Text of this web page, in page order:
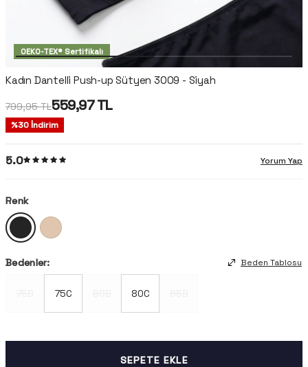
OEKO-TEX® Sertifikalı
Kadın Dantelli Push-up Sütyen 3009 - Siyah
799,95TL559,97TL
%30İndirim
5.0 Yorum Yap
Renk
Bedenler: Beden Tablosu
75C 80C
SEPETE EKLE